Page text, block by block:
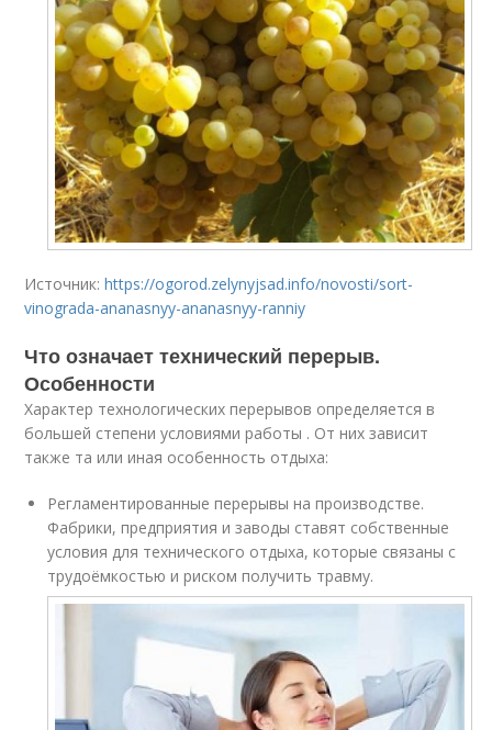
Источник:https://ogorod.zelynyjsad.info/novosti/sort-
vinograda-ananasnyy-ananasnyy-ranniy
Что означает технический перерыв.
Особенности
Характер технологических перерывов определяется в
большей степени условиями работы . От них зависит
также та или иная особенность отдыха:
Регламентированные перерывы на производстве.
Фабрики, предприятия и заводы ставят собственные
условия для технического отдыха, которые связаны с
трудоёмкостью и риском получить травму.